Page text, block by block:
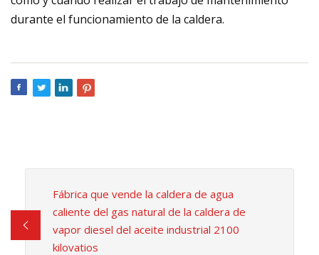
durante el funcionamiento de la caldera.
Fábrica que vende la caldera de agua
caliente del gas natural de la caldera de
vapor diesel del aceite industrial 2100
kilovatios